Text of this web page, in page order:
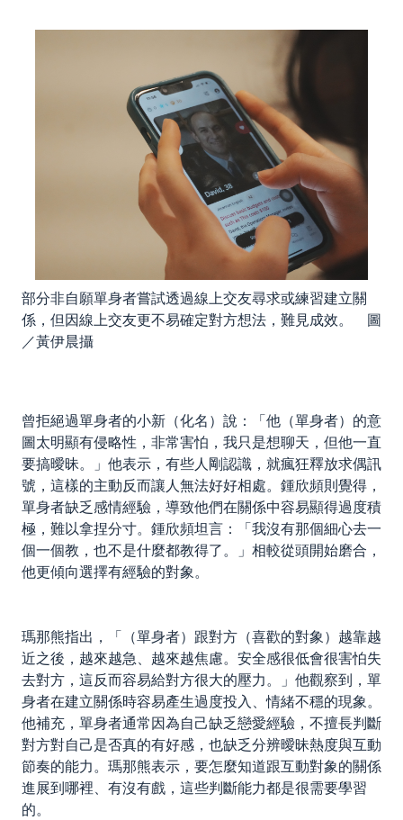
部分非自願單身者嘗試透過線上交友尋求或練習建立關
係，但因線上交友更不易確定對方想法，難見成效。 圖
／黃伊晨攝
曾拒絕過單身者的小新（化名）說：「他（單身者）的意
圖太明顯有侵略性，非常害怕，我只是想聊天，但他一直
要搞曖昧。」他表示，有些人剛認識，就瘋狂釋放求偶訊
號，這樣的主動反而讓人無法好好相處。鍾欣頻則覺得，
單身者缺乏感情經驗，導致他們在關係中容易顯得過度積
極，難以拿捏分寸。鍾欣頻坦言：「我沒有那個細心去一
個一個教，也不是什麼都教得了。」相較從頭開始磨合，
他更傾向選擇有經驗的對象。
瑪那熊指出，「（單身者）跟對方（喜歡的對象）越靠越
近之後，越來越急、越來越焦慮。安全感很低會很害怕失
去對方，這反而容易給對方很大的壓力。」他觀察到，單
身者在建立關係時容易產生過度投入、情緒不穩的現象。
他補充，單身者通常因為自己缺乏戀愛經驗，不擅長判斷
對方對自己是否真的有好感，也缺乏分辨曖昧熱度與互動
節奏的能力。瑪那熊表示，要怎麼知道跟互動對象的關係
進展到哪裡、有沒有戲，這些判斷能力都是很需要學習
的。